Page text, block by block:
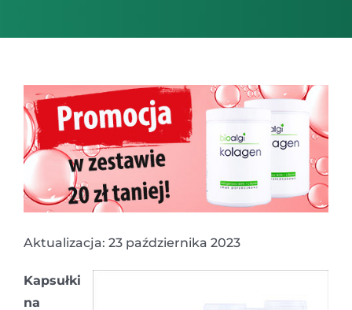
Aktualizacja: 23 października 2023
Kapsułki
na